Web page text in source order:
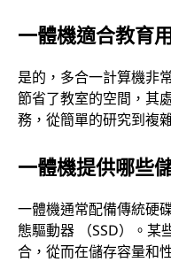
一體機適合教育
是的，多合一計算機非
節省了教室的空間，其
務，從簡單的研究到複
一體機提供哪些
一體機通常配備傳統硬
態驅動器 （SSD）。某
合，從而在儲存容量和